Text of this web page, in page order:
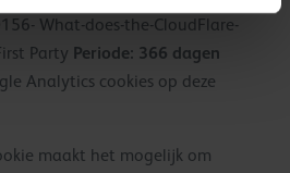
What-does-the-CloudFlare-
Party Periode: 366 dagen
Analytics cookies op deze
maakt het mogelijk om